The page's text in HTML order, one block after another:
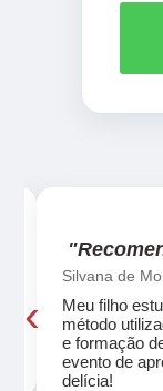
Silvana de
Meu filho
método
e formação
evento de
delícia!
‹